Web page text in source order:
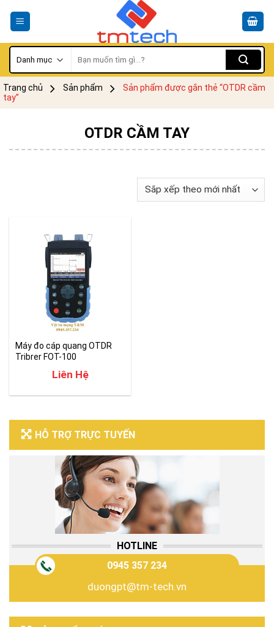
kiếm:
Trang chủ Sản phẩm
Sản phẩm được gắn thẻ “OTDR cầm
tay”
HỖ TRỢ TRỰC TUYẾN
HOTLINE
0945 357 234
duongpt@tm-tech.vn
OTDR CẦM TAY
Máy đo cáp quang OTDR
Tribrer FOT-100
Liên Hệ